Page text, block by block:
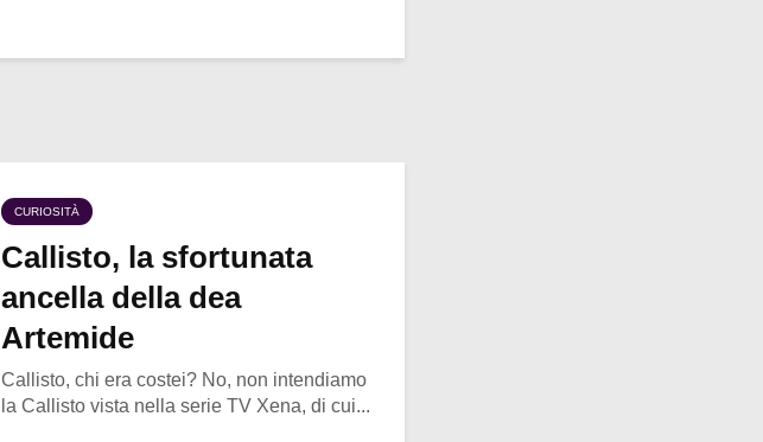
CURIOSITÀ
Callisto, la sfortunata
ancella della dea
Artemide
Callisto, chi era costei? No, non intendiamo
la Callisto vista nella serie TV Xena, di cui...